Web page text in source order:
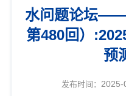
水问题论坛
第480回）
预
发布时间： 2025-